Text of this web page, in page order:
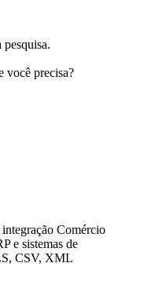
pesquisa.
você precisa?
Comércio
e sistemas de
CSV, XML